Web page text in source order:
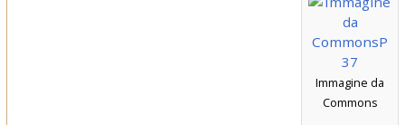
Immagine da
Commons